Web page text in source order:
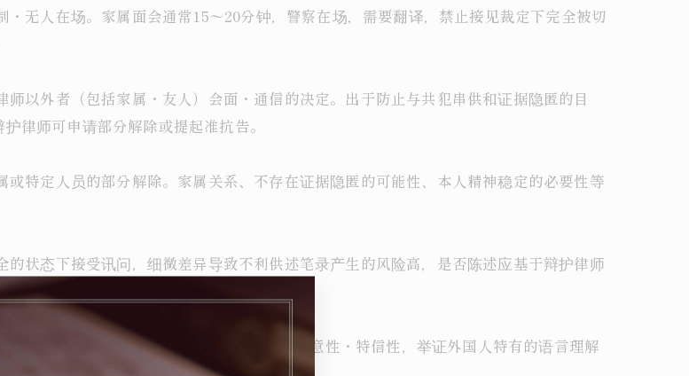
无人在场。家属面会通常15〜20分钟，警察在场，需要翻译，禁止接见裁定下完全被切
以外者（包括家属・友人）会面・通信的决定。出于防止与共犯串供和证据隐匿的目
律师可申请部分解除或提起准抗告。
特定人员的部分解除。家属关系、不存在证据隐匿的可能性、本人精神稳定的必要性等
状态下接受讯问，细微差异导致不利供述笔录产生的风险高，是否陈述应基于辩护律师
据能力易被认定）。但可通过争辩供述的任意性・特信性，举证外国人特有的语言理解